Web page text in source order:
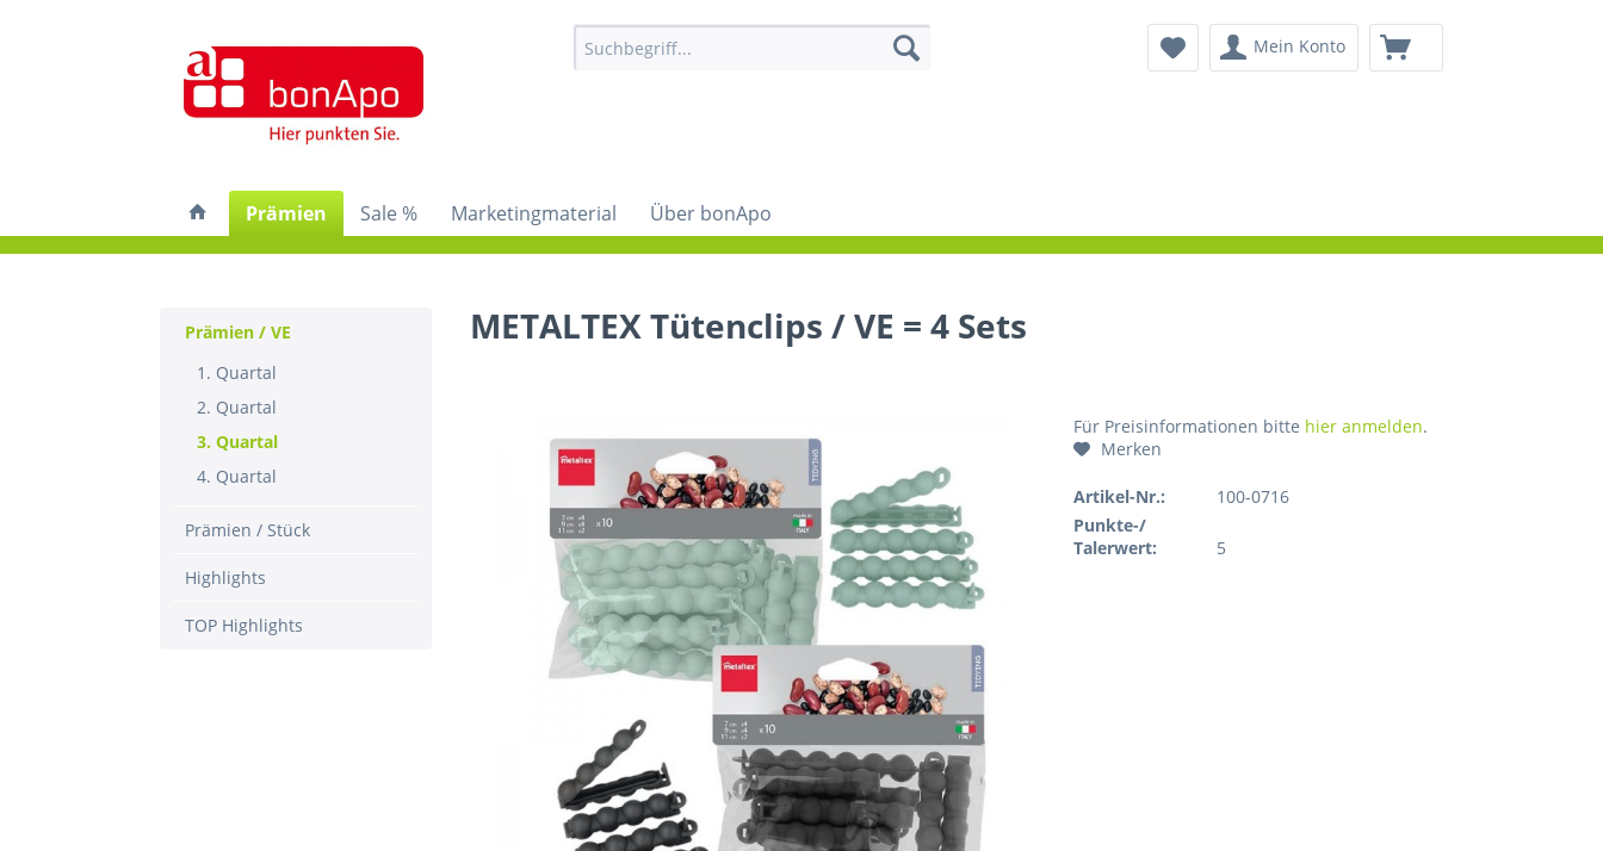
Mein Konto
Prämien Sale % Marketingmaterial Über bonApo
Prämien / VE
1. Quartal
2. Quartal
3. Quartal
4. Quartal
Prämien / Stück
Highlights
TOP Highlights
METALTEX Tütenclips / VE = 4 Sets
Für Preisinformationen bitte hier anmelden.
Merken
Artikel-Nr.:
100-0716
Punkte-/
Talerwert:
5